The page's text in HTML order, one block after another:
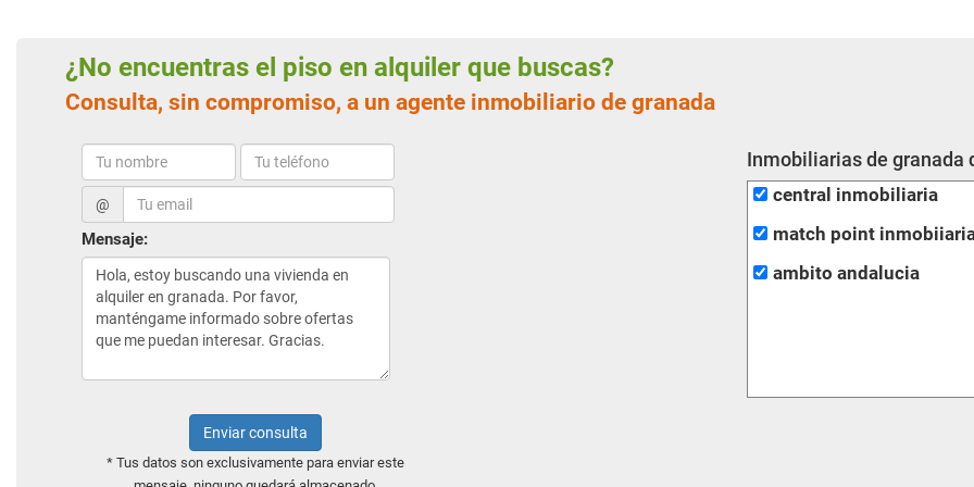
¿No encuentras el piso en alquiler que buscas?
Consulta, sin compromiso, a un agente inmobiliario de granada
@
Mensaje:
Enviar consulta
* Tus datos son exclusivamente para enviar este
Inmobiliarias de granada
central inmobiliaria
match point
ambito andalucia